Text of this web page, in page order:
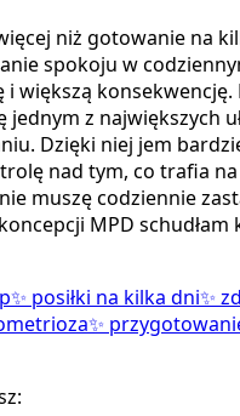
niż gotowanie na
spokoju w
i większą konsekwencję.
jednym z największych
Dzięki niej jem
nad tym, co trafia
muszę codziennie
MPD schudłam
✨ posiłki na kilka dni✨
✨